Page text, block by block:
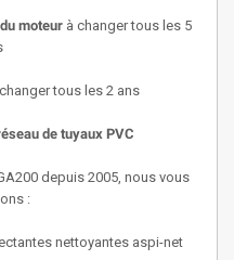
moteurà changer tous les 5
tous les 2 ans
de tuyaux PVC
depuis 2005, nous vous
:
nettoyantes aspi-net